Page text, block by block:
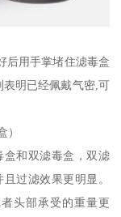
后用手掌堵住滤毒盒
明已经佩戴气密,可
）
盒和双滤毒盒，双滤
过滤效果更明显。
头部承受的重量更